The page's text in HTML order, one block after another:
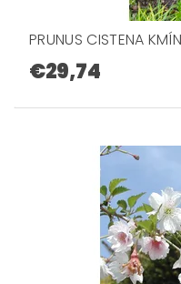
PRUNUS CISTENA
€29,74